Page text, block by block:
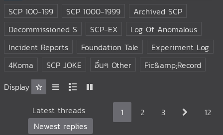
SCP 100-199
SCP 1000-1999
Archived SCP
Decommissioned S
SCP-EX
Log Of Anomalous
Incident Reports
Foundation Tale
Experiment Log
4Koma
SCP JOKE อื่นๆ Other
Fic&amp;Record
Display
1 2 3 12
Latest threads
Newest replies